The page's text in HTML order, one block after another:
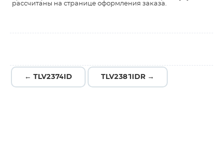
рассчитаны на странице оформления заказа.
← TLV2374ID TLV2381IDR →